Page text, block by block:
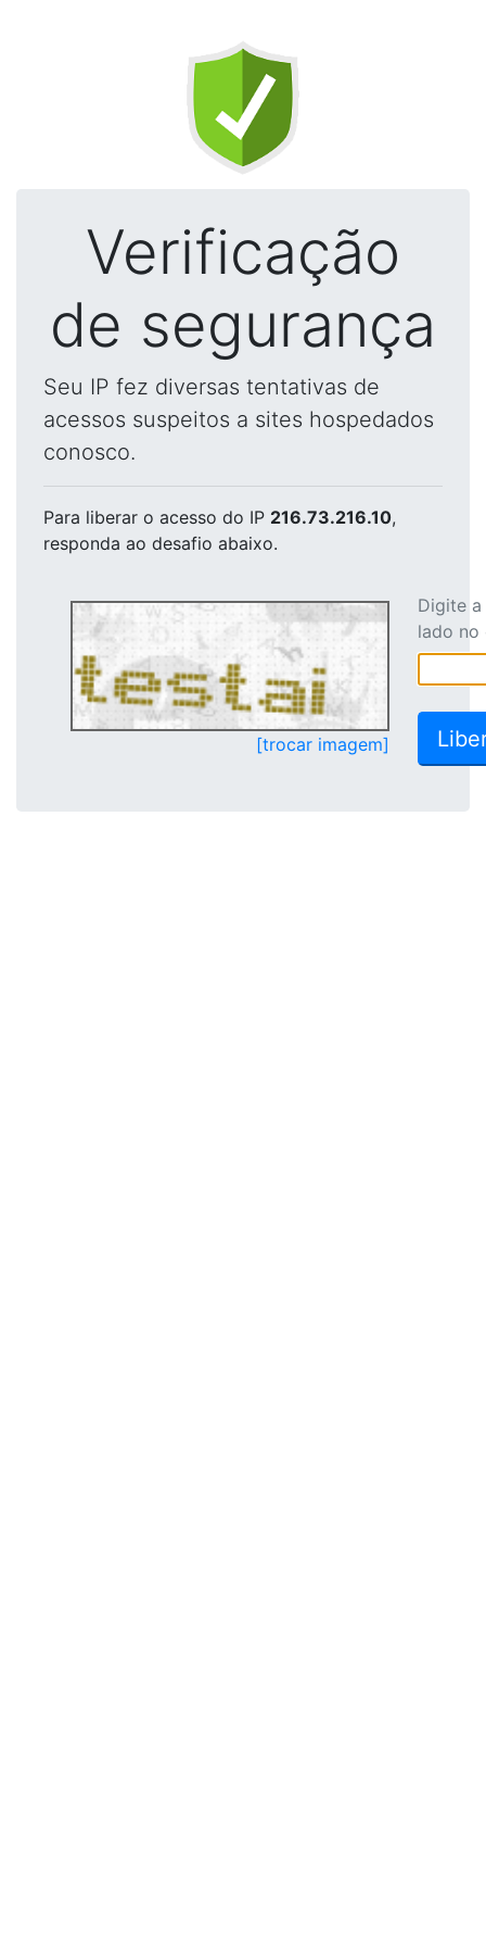
Verificação
de segurança
Seu IP fez diversas tentativas de
acessos suspeitos a sites hospedados
conosco.
Para liberar o acesso do IP 216.73.216.10,
responda ao desafio abaixo.
[trocar imagem]
Digite
lado no